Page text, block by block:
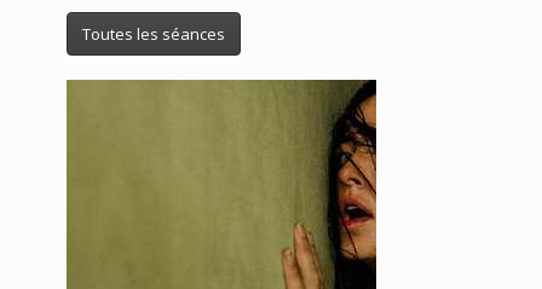
Toutes les séances